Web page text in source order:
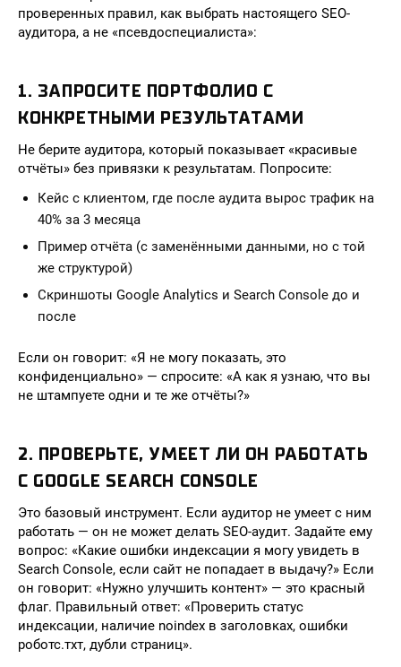
проверенных правил, как выбрать настоящего SEO-
аудитора, а не «псевдоспециалиста»:
1. ЗАПРОСИТЕ ПОРТФОЛИО С
КОНКРЕТНЫМИ РЕЗУЛЬТАТАМИ
Не берите аудитора, который показывает «красивые
отчёты» без привязки к результатам. Попросите:
Кейс с клиентом, где после аудита вырос трафик на
40% за 3 месяца
Пример отчёта (с заменёнными данными, но с той
же структурой)
Скриншоты Google Analytics и Search Console до и
после
Если он говорит: «Я не могу показать, это
конфиденциально» — спросите: «А как я узнаю, что вы
не штампуете одни и те же отчёты?»
2. ПРОВЕРЬТЕ, УМЕЕТ ЛИ ОН РАБОТАТЬ
С GOOGLE SEARCH CONSOLE
Это базовый инструмент. Если аудитор не умеет с ним
работать — он не может делать SEO-аудит. Задайте ему
вопрос: «Какие ошибки индексации я могу увидеть в
Search Console, если сайт не попадает в выдачу?» Если
он говорит: «Нужно улучшить контент» — это красный
флаг. Правильный ответ: «Проверить статус
индексации, наличие noindex в заголовках, ошибки
роботс.тхт, дубли страниц».